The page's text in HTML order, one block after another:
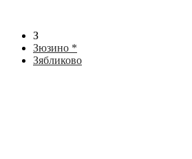
З
Зюзино *
Зябликово